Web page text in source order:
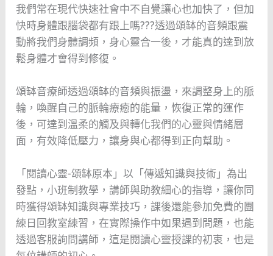
我們常在現代快速社會中不自覺讓心也加快了，但加
快時身體跟腦袋都有跟上嗎???透過頌缽的音頻跟震
動將我們身體調頻，身心靈合一後，才能真的達到放
鬆身體才會得到修復。
頌缽音療師透過頌缽的音頻與振盪，來調整身上的脈
輪，喚醒自己的脈輪療癒的能量，恢復正常的運作
後，可達到溫柔的觸及與轉化我們的心靈與情緒層
面，有效降低壓力，讓身與心都得到正向幫助。
「閱讀心靈-頌缽原本」以「傳遞知識與技術」為出
發點，小班制教學，講師與助教細心的指導，讓你同
時獲得頌缽知識與專業技巧，課後還能參加免費的團
練日回教室練習，在實際操作中如果遇到問題，也能
透過客服詢問講師，這是閱讀心靈授課的初衷，也是